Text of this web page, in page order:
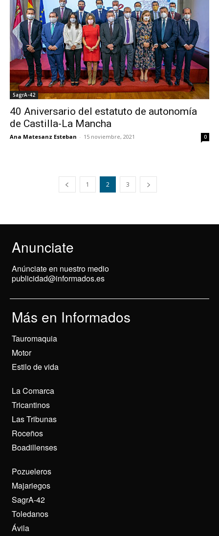
SagrA-42
40 Aniversario del estatuto de autonomía
de Castilla-La Mancha
Ana Matesanz Esteban - 15 noviembre, 2021 0
1 2 3
Anunciate
Anúnciate en nuestro medio
publicidad@informados.es
Más en Informados
Tauromaquia
Motor
Estilo de vida
La Comarca
Tricantinos
Las Tribunas
Roceños
Boadillenses
Pozueleros
Majariegos
SagrA-42
Toledanos
Ávila